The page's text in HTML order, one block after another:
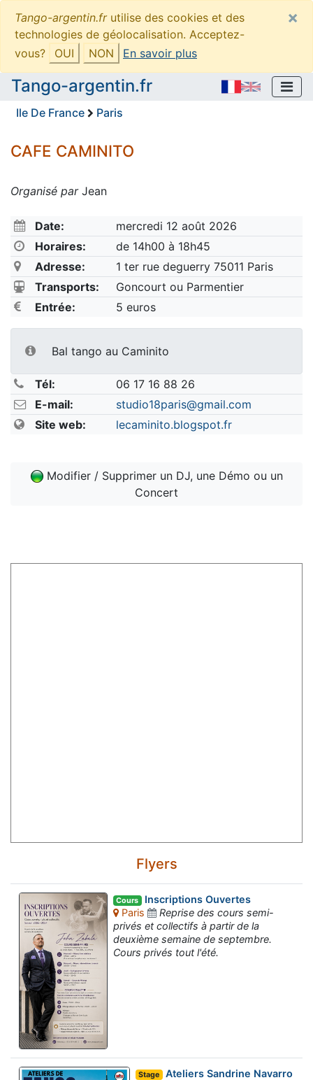
Tango-argentin.frutilise des cookies et des
technologies de géolocalisation. Acceptez-
vous?
OUI NON En savoir plus
×
Tango-argentin.fr
Ile De France Paris
CAFE CAMINITO
Organisé parJean
Date:
mercredi 12 août 2026
Horaires:
de 14h00 à 18h45
Adresse:
1 ter rue deguerry 75011 Paris
Transports:
Goncourt ou Parmentier
Entrée:
5 euros
Bal tango au Caminito
Tél:
06 17 16 88 26
E-mail:
studio18paris@gmail.com
Site web:
lecaminito.blogspot.fr
Modifier / Supprimer un DJ, une Démo ou un
Concert
Flyers
Cours Inscriptions Ouvertes
Paris
Reprise des cours semi-
privés et collectifs à partir de la
deuxième semaine de septembre.
Cours privés tout l'été.
Stage Ateliers Sandrine Navarro